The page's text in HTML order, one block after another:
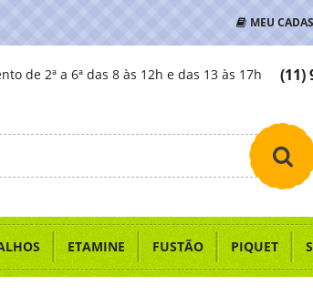
MEU
(11)
de 2ª a 6ª das 8 às 12h e das 13 às 17h
ETAMINE FUSTÃO PIQUET